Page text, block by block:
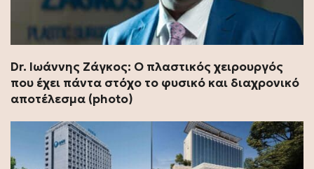
Dr. Ιωάννης Ζάγκος: Ο πλαστικός χειρουργός
που έχει πάντα στόχο το φυσικό και διαχρονικό
αποτέλεσμα (photo)